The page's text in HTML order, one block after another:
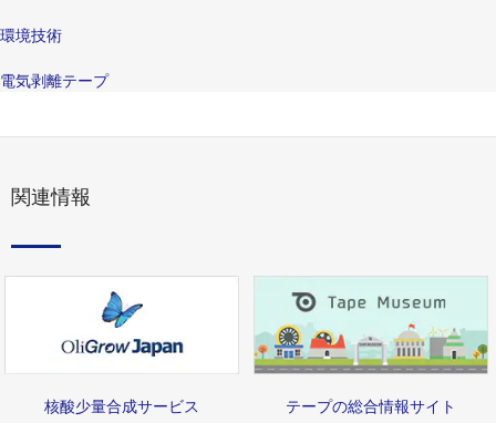
環境技術
電気剥離テープ
関連情報
核酸少量合成サービス テープの総合情報サイト